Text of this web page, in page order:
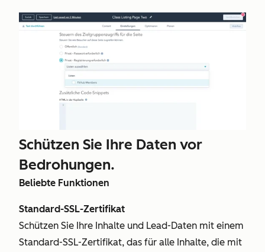
Schützen Sie Ihre Daten vor
Bedrohungen.
Beliebte Funktionen
Standard-SSL-Zertifikat
Schützen Sie Ihre Inhalte und Lead-Daten mit einem
Standard-SSL-Zertifikat, das für alle Inhalte, die mit